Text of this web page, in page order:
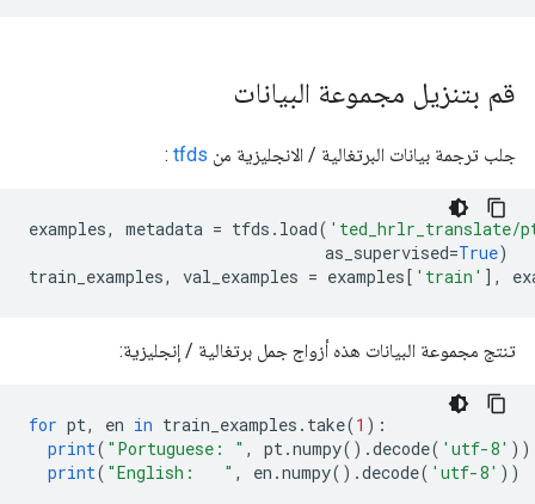
قم بتنزيل مجموعة البيانات
جلب ترجمة بيانات البرتغالية / الانجليزية من tfds
:
examples, metadata = tfds . load( 'ted_hrlr_translate/
as_supervised=True)
train_examples, val_examples = examples[ 'train' ],
تنتج مجموعة البيانات هذه أزواج جمل برتغالية / إنجليزية:
for pt, en in train_examples . take(1 ):
print( "Portuguese: " , pt.numpy().decode( 'utf-8' ))
print( "English:   " , en .numpy().decode( 'utf-8' ))